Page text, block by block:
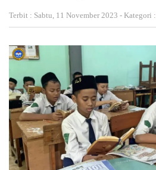
Terbit : Sabtu, 11 November 2023 - Kategori :